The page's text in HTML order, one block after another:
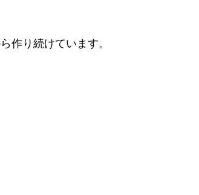
作り続けています。